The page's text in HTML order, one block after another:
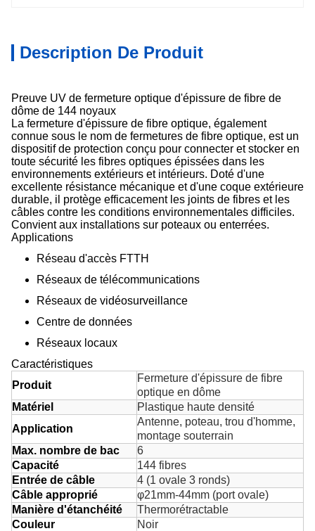
Description De Produit
Preuve UV de fermeture optique d'épissure de fibre de
dôme de 144 noyaux
La fermeture d'épissure de fibre optique, également
connue sous le nom de fermetures de fibre optique, est un
dispositif de protection conçu pour connecter et stocker en
toute sécurité les fibres optiques épissées dans les
environnements extérieurs et intérieurs. Doté d'une
excellente résistance mécanique et d'une coque extérieure
durable, il protège efficacement les joints de fibres et les
câbles contre les conditions environnementales difficiles.
Convient aux installations sur poteaux ou enterrées.
Applications
Réseau d'accès FTTH
Réseaux de télécommunications
Réseaux de vidéosurveillance
Centre de données
Réseaux locaux
Caractéristiques
Produit
Fermeture d'épissure de fibre
optique en dôme
Matériel
Plastique haute densité
Application
Antenne, poteau, trou d'homme,
montage souterrain
Max. nombre de bac
6
Capacité
144 fibres
Entrée de câble
4 (1 ovale 3 ronds)
Câble approprié
φ21mm-44mm (port ovale)
Manière d'étanchéité
Thermorétractable
Couleur
Noir